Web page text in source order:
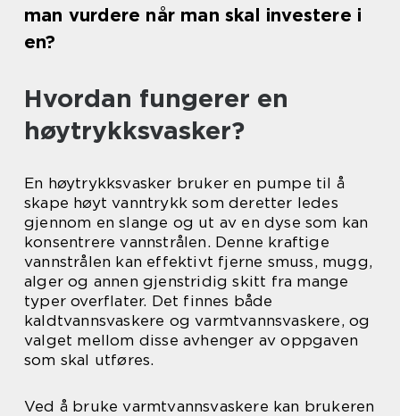
man vurdere når man skal investere i
en?
Hvordan fungerer en
høytrykksvasker?
En høytrykksvasker bruker en pumpe til å
skape høyt vanntrykk som deretter ledes
gjennom en slange og ut av en dyse som kan
konsentrere vannstrålen. Denne kraftige
vannstrålen kan effektivt fjerne smuss, mugg,
alger og annen gjenstridig skitt fra mange
typer overflater. Det finnes både
kaldtvannsvaskere og varmtvannsvaskere, og
valget mellom disse avhenger av oppgaven
som skal utføres.
Ved å bruke varmtvannsvaskere kan brukeren